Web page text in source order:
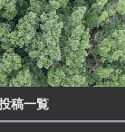
稿一覧